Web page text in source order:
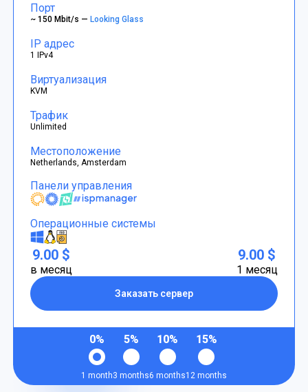
Порт
~ 150 Mbit/s —Looking Glass
IP адрес
1 IPv4
Виртуализация
KVM
Трафик
Unlimited
Местоположение
Netherlands, Amsterdam
Панели управления
Операционные системы
9.00 $
в месяц
Заказать сервер
9.00 $
1 месяц
0%
1 month
5%
3 months
10%
6 months
15%
12 months